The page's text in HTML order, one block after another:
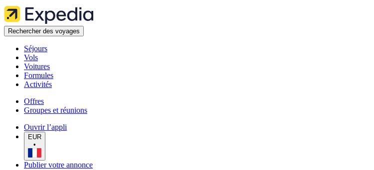
Rechercher des voyages
Séjours
Vols
Voitures
Formules
Activités
Offres
Groupes et réunions
Ouvrir l’appli
EUR
•
Publier votre annonce